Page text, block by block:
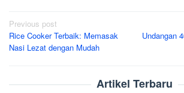
Post
navigation
Previous post
Rice Cooker Terbaik: Memasak
Nasi Lezat dengan Mudah
Undangan
Artikel Terbaru